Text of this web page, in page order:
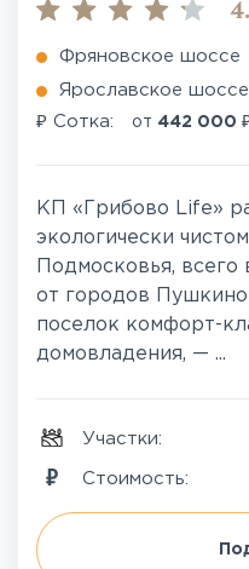
Фряновское шоссе
Ярославское шоссе
₽ Сотка: от 442 000
КП «Грибово Life»
экологически
Подмосковья,
от городов
поселок комфорт-
домовладения, — ...
Участки:
Стоимость: